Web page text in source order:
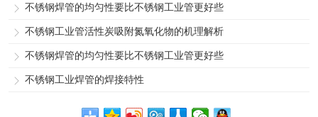
不锈钢焊管的均匀性要比不锈钢工业管更好些
不锈钢工业管活性炭吸附氮氧化物的机理解析
不锈钢焊管的均匀性要比不锈钢工业管更好些
不锈钢工业焊管的焊接特性